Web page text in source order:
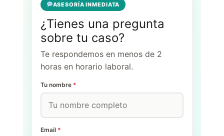
ASESORÍA INMEDIATA
¿Tienes una pregunta
sobre tu caso?
Te respondemos en menos de 2
horas en horario laboral.
Tu nombre *
Email *